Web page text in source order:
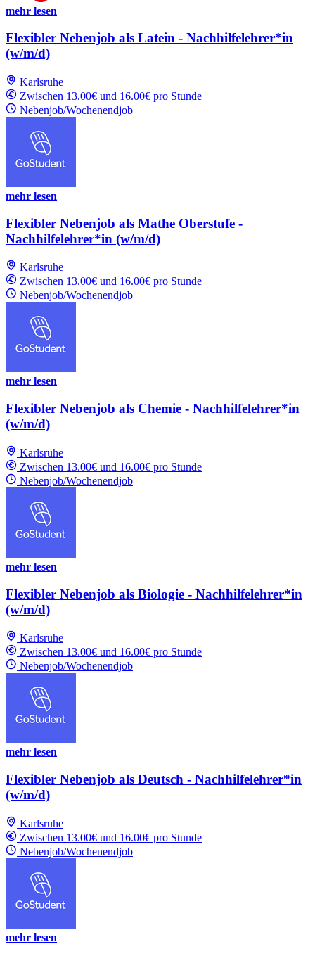
mehr lesen
Flexibler Nebenjob als Latein - Nachhilfelehrer*in
(w/m/d)
Karlsruhe
Zwischen 13.00€ und 16.00€ pro Stunde
Nebenjob/Wochenendjob
mehr lesen
Flexibler Nebenjob als Mathe Oberstufe -
Nachhilfelehrer*in (w/m/d)
Karlsruhe
Zwischen 13.00€ und 16.00€ pro Stunde
Nebenjob/Wochenendjob
mehr lesen
Flexibler Nebenjob als Chemie - Nachhilfelehrer*in
(w/m/d)
Karlsruhe
Zwischen 13.00€ und 16.00€ pro Stunde
Nebenjob/Wochenendjob
mehr lesen
Flexibler Nebenjob als Biologie - Nachhilfelehrer*in
(w/m/d)
Karlsruhe
Zwischen 13.00€ und 16.00€ pro Stunde
Nebenjob/Wochenendjob
mehr lesen
Flexibler Nebenjob als Deutsch - Nachhilfelehrer*in
(w/m/d)
Karlsruhe
Zwischen 13.00€ und 16.00€ pro Stunde
Nebenjob/Wochenendjob
mehr lesen